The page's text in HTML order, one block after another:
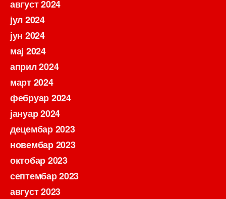
август 2024
јул 2024
јун 2024
мај 2024
април 2024
март 2024
фебруар 2024
јануар 2024
децембар 2023
новембар 2023
октобар 2023
септембар 2023
август 2023